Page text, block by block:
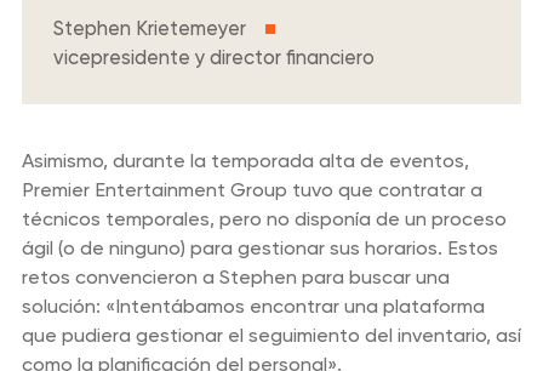
Stephen Krietemeyer
vicepresidente y director financiero
Asimismo, durante la temporada alta de eventos,
Premier Entertainment Group tuvo que contratar a
técnicos temporales, pero no disponía de un proceso
ágil (o de ninguno) para gestionar sus horarios. Estos
retos convencieron a Stephen para buscar una
solución: «Intentábamos encontrar una plataforma
que pudiera gestionar el seguimiento del inventario, así
como la planificación del personal».